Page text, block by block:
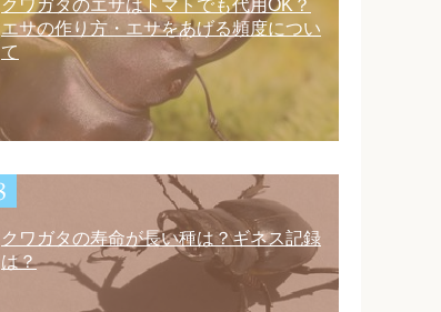
クワガタのエサはトマトでも代用OK？
エサの作り方・エサをあげる頻度につい
て
クワガタの寿命が長い種は？ギネス記録
は？